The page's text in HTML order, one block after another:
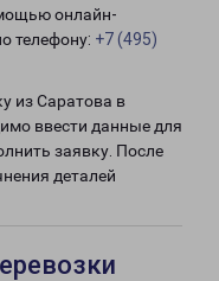
онлайн-
телефону: +7 (495)
из Саратова в
ввести данные для
заявку. После
деталей